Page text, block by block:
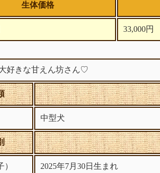
生体価格
33,000円
好きな甘えん坊さん♡
中型犬
2025年7月30日生まれ